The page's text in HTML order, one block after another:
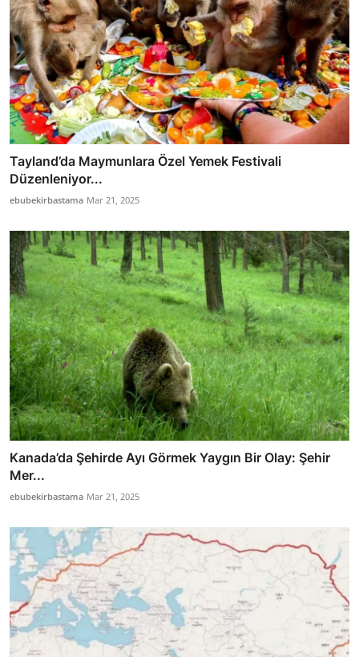
Tayland’da Maymunlara Özel Yemek Festivali
Düzenleniyor...
ebubekirbastama Mar 21, 2025
Kanada’da Şehirde Ayı Görmek Yaygın Bir Olay: Şehir
Mer...
ebubekirbastama Mar 21, 2025